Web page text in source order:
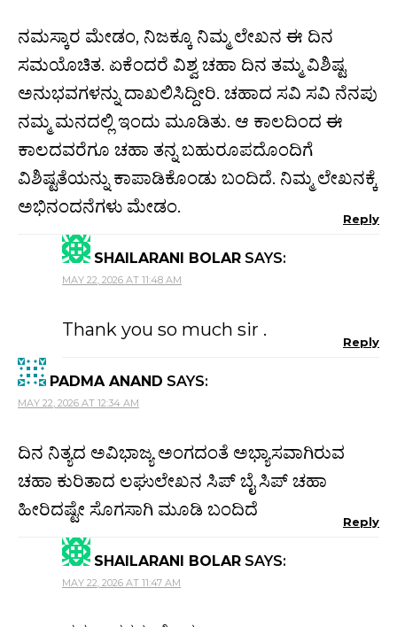
ನಮಸ್ಕಾರ ಮೇಡಂ, ನಿಜಕ್ಕೂ ನಿಮ್ಮ ಲೇಖನ ಈ ದಿನ
ಸಮಯೊಚಿತ. ಏಕೆಂದರೆ ವಿಶ್ವ ಚಹಾ ದಿನ ತಮ್ಮ ವಿಶಿಷ್ಟ
ಅನುಭವಗಳನ್ನು ದಾಖಲಿಸಿದ್ದೀರಿ. ಚಹಾದ ಸವಿ ಸವಿ ನೆನಪು
ನಮ್ಮ ಮನದಲ್ಲಿ ಇಂದು ಮೂಡಿತು. ಆ ಕಾಲದಿಂದ ಈ
ಕಾಲದವರೆಗೂ ಚಹಾ ತನ್ನ ಬಹುರೂಪದೊಂದಿಗೆ
ವಿಶಿಷ್ಟತೆಯನ್ನು ಕಾಪಾಡಿಕೊಂಡು ಬಂದಿದೆ. ನಿಮ್ಮ ಲೇಖನಕ್ಕೆ
ಅಭಿನಂದನೆಗಳು ಮೇಡಂ.
Reply
SHAILARANI BOLAR SAYS:
MAY 22, 2026 AT 11:48 AM
Thank you so much sir .
Reply
PADMA ANAND SAYS:
MAY 22, 2026 AT 12:34 AM
ದಿನ ನಿತ್ಯದ ಅವಿಭಾಜ್ಯ ಅಂಗದಂತೆ ಅಭ್ಯಾಸವಾಗಿರುವ
ಚಹಾ ಕುರಿತಾದ ಲಘುಲೇಖನ ಸಿಪ್ ಬೈ ಸಿಪ್ ಚಹಾ
ಹೀರಿದಷ್ಟೇ ಸೊಗಸಾಗಿ ಮೂಡಿ ಬಂದಿದೆ
Reply
SHAILARANI BOLAR SAYS:
MAY 22, 2026 AT 11:47 AM